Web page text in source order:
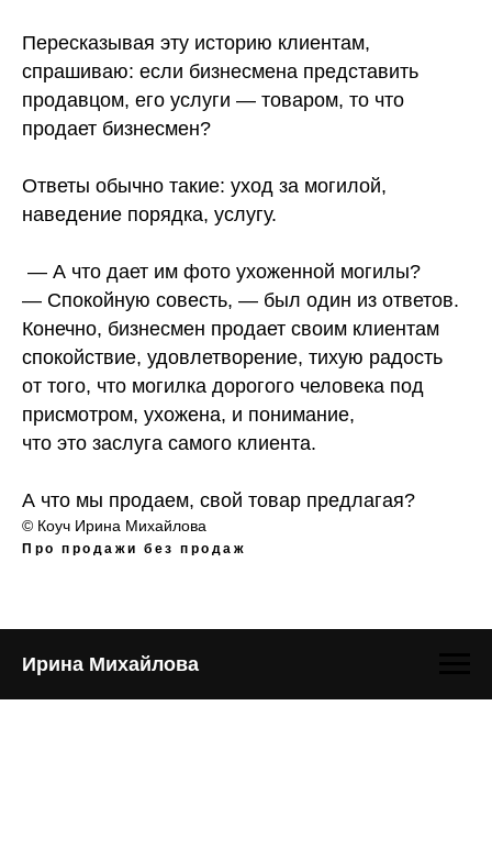
Пересказывая эту историю клиентам,
спрашиваю: если бизнесмена представить
продавцом, его услуги — товаром, то что
продает бизнесмен?
Ответы обычно такие: уход за могилой,
наведение порядка, услугу.
— А что дает им фото ухоженной могилы?
— Спокойную совесть, — был один из ответов.
Конечно, бизнесмен продает своим клиентам
спокойствие, удовлетворение, тихую радость
от того, что могилка дорогого человека под
присмотром, ухожена, и понимание,
что это заслуга самого клиента.
А что мы продаем, свой товар предлагая?
© Коуч Ирина Михайлова
Про продажи без продаж
Ирина Михайлова